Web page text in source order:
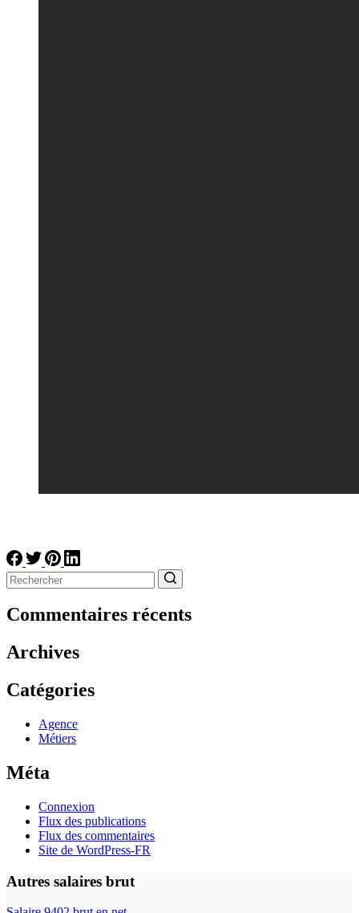
résultat
Commentaires récents
Archives
Catégories
Agence
Métiers
Méta
Connexion
Flux des publications
Flux des commentaires
Site de WordPress-FR
Autres salaires brut